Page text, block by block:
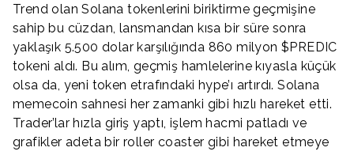
Trend olan Solana tokenlerini biriktirme geçmişine
sahip bu cüzdan, lansmandan kısa bir süre sonra
yaklaşık 5.500 dolar karşılığında 860 milyon $PREDIC
tokeni aldı. Bu alım, geçmiş hamlelerine kıyasla küçük
olsa da, yeni token etrafındaki hype’ı artırdı. Solana
memecoin sahnesi her zamanki gibi hızlı hareket etti.
Trader’lar hızla giriş yaptı, işlem hacmi patladı ve
grafikler adeta bir roller coaster gibi hareket etmeye